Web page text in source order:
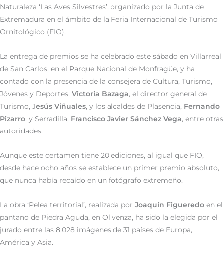
Naturaleza ‘Las Aves Silvestres’, organizado por la Junta de
Extremadura en el ámbito de la Feria Internacional de Turismo
Ornitológico (FIO).
La entrega de premios se ha celebrado este sábado en Villarreal
de San Carlos, en el Parque Nacional de Monfragüe, y ha
contado con la presencia de la consejera de Cultura, Turismo,
Jóvenes y Deportes, Victoria Bazaga, el director general de
Turismo, Jesús Viñuales, y los alcaldes de Plasencia, Fernando
Pizarro, y Serradilla, Francisco Javier Sánchez Vega, entre otras
autoridades.
Aunque este certamen tiene 20 ediciones, al igual que FIO,
desde hace ocho años se establece un primer premio absoluto,
que nunca había recaído en un fotógrafo extremeño.
La obra ‘Pelea territorial’, realizada por Joaquín Figueredo en el
pantano de Piedra Aguda, en Olivenza, ha sido la elegida por el
jurado entre las 8.028 imágenes de 31 países de Europa,
América y Asia.